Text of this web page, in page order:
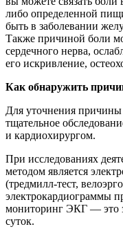
либо определенной
быть в заболевании
Также причиной боли
сердечного нерва,
его искривление,
Как обнаружить
Для уточнения причины
тщательное
и кардиохирургом.
При исследованиях
методом является
(тредмилл-тест,
электрокардиограммы
мониторинг ЭКГ — это
суток.